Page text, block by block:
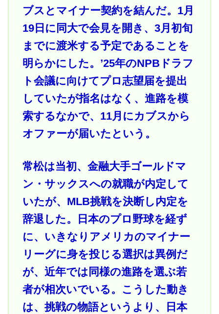
ブスとマイナー契約を結んだ。1月
19日に同大で会見を開き、3月初旬
までに渡米する予定であることを
明らかにした。’25年のNPBドラフ
ト会議に向けてプロ志望届を提出
していたが指名はなく、進路を模
索するなかで、11月にカブスから
オファーが届いたという。
常松は当初、金融大手ゴールドマ
ン・サックスへの就職が内定して
いたが、MLB挑戦を決断し内定を
辞退した。日本のプロ野球を経ず
に、いきなりアメリカのマイナー
リーグに身を投じる選択は異例だ
が、近年では同様の進路を選ぶ若
者が相次いでいる。こうした動き
は、挑戦の物語というより、日本